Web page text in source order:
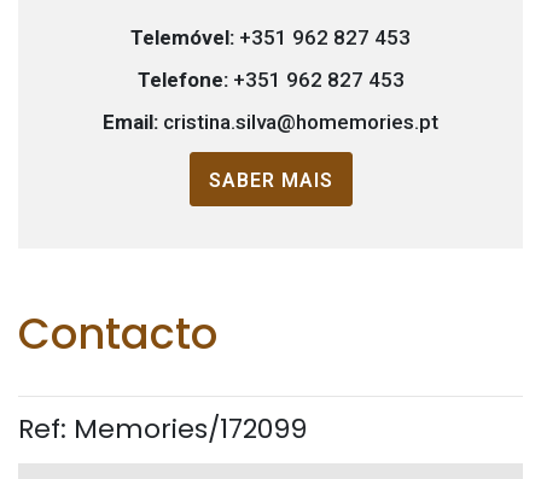
Telemóvel: +351 962 827 453
Telefone: +351 962 827 453
Email: cristina.silva@homemories.pt
SABER MAIS
Contacto
Ref: Memories/172099